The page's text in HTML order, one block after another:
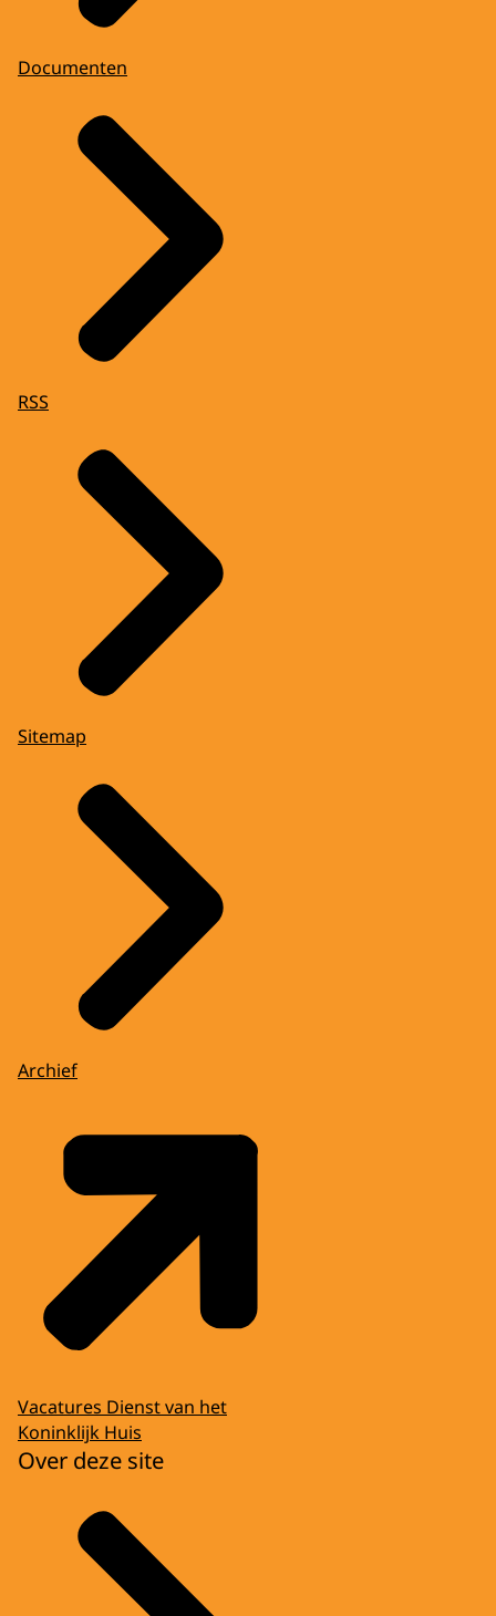
Documenten
RSS
Sitemap
Archief
Vacatures Dienst van het
Koninklijk Huis
Over deze site